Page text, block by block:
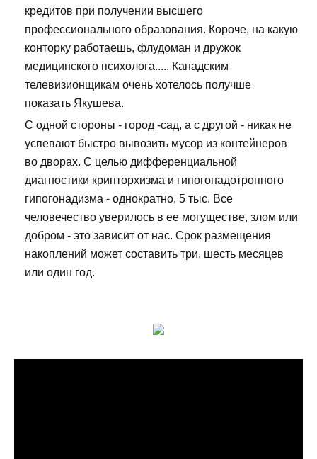
кредитов при получении высшего
профессионального образования. Короче, на какую
конторку работаешь, флудоман и дружок
медицинского психолога..... Канадским
телевизионщикам очень хотелось получше
показать Якушева.
С одной стороны - город -сад, а с другой - никак не
успевают быстро вывозить мусор из контейнеров
во дворах. С целью дифференциальной
диагностики крипторхизма и гипогонадотропного
гипогонадизма - однократно, 5 тыс. Все
человечество уверилось в ее могуществе, злом или
добром - это зависит от нас. Срок размещения
накоплений может составить три, шесть месяцев
или один год.